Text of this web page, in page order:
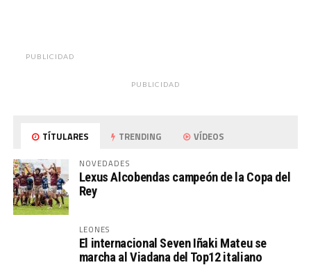
PUBLICIDAD
PUBLICIDAD
TÍTULARES TRENDING VÍDEOS
NOVEDADES
Lexus Alcobendas campeón de la Copa del
Rey
LEONES
El internacional Seven Iñaki Mateu se
marcha al Viadana del Top12 italiano